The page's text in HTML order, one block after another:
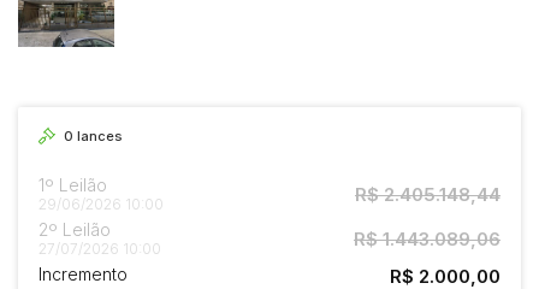
0 lances
1º Leilão
29/06/2026 10:00 R$ 2.405.148,44
2º Leilão
27/07/2026 10:00 R$ 1.443.089,06
Incremento R$ 2.000,00